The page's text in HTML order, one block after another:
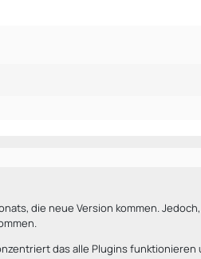
die neue Version kommen.
das alle Plugins